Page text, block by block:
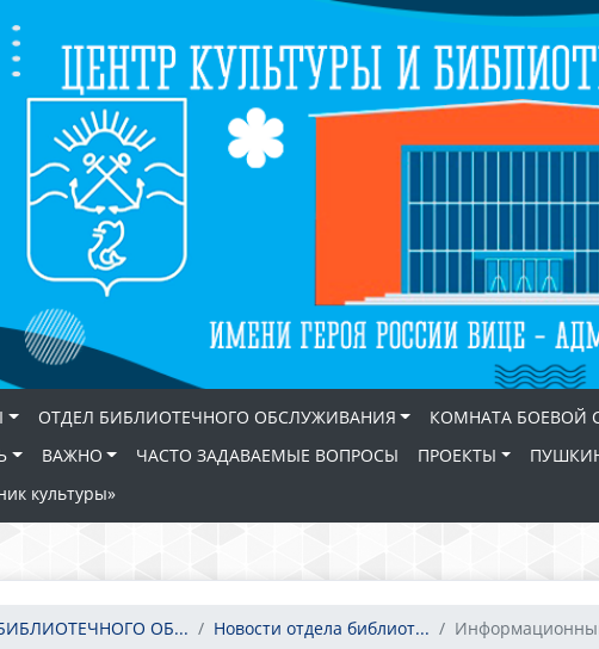
ОТДЕЛ БИБЛИОТЕЧНОГО ОБСЛУЖИВАНИЯ КОМНАТА БОЕВОЙ
ВАЖНО ЧАСТО ЗАДАВАЕМЫЕ ВОПРОСЫ ПРОЕКТЫ
культуры»
ОБ... Новости отдела библиот...